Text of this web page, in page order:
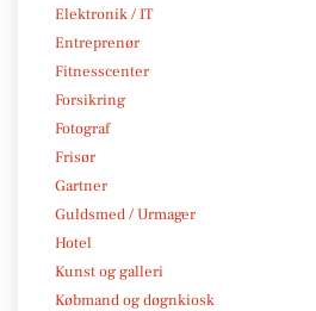
Elektronik / IT
Entreprenør
Fitnesscenter
Forsikring
Fotograf
Frisør
Gartner
Guldsmed / Urmager
Hotel
Kunst og galleri
Købmand og døgnkiosk